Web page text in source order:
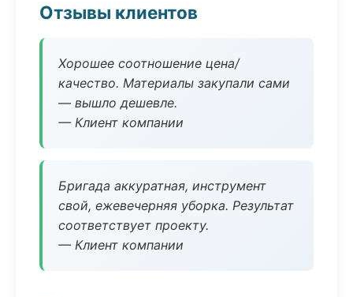
Отзывы клиентов
Хорошее соотношение цена/
качество. Материалы закупали сами
— вышло дешевле.
— Клиент компании
Бригада аккуратная, инструмент
свой, ежевечерняя уборка. Результат
соответствует проекту.
— Клиент компании